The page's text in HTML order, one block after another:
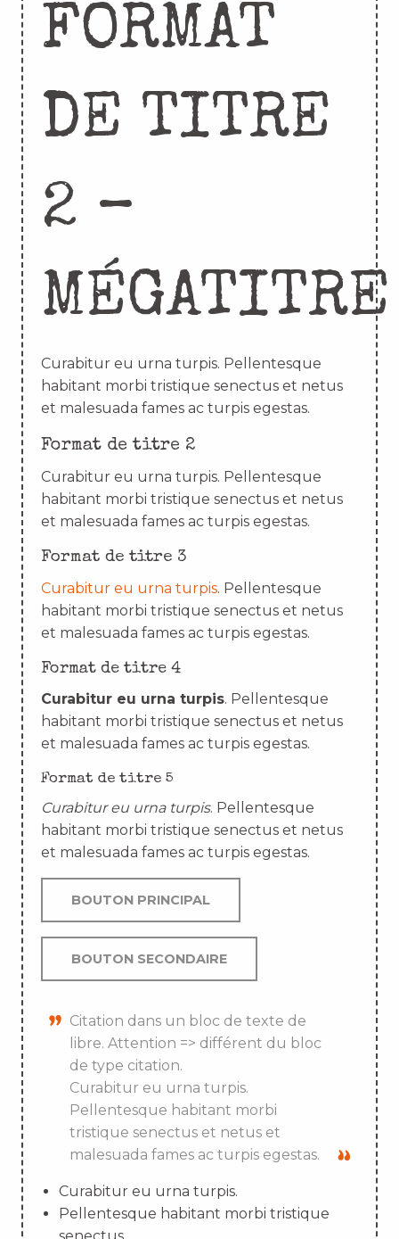
FORMAT
DE TITRE
2 –
MÉGATITRE
Curabitur eu urna turpis. Pellentesque
habitant morbi tristique senectus et netus
et malesuada fames ac turpis egestas.
Format de titre 2
Curabitur eu urna turpis. Pellentesque
habitant morbi tristique senectus et netus
et malesuada fames ac turpis egestas.
Format de titre 3
Curabitur eu urna turpis. Pellentesque
habitant morbi tristique senectus et netus
et malesuada fames ac turpis egestas.
Format de titre 4
Curabitur eu urna turpis. Pellentesque
habitant morbi tristique senectus et netus
et malesuada fames ac turpis egestas.
Format de titre 5
Curabitur eu urna turpis. Pellentesque
habitant morbi tristique senectus et netus
et malesuada fames ac turpis egestas.
BOUTON PRINCIPAL
BOUTON SECONDAIRE
Citation dans un bloc de texte de
libre. Attention => différent du bloc
de type citation.
Curabitur eu urna turpis.
Pellentesque habitant morbi
tristique senectus et netus et
malesuada fames ac turpis egestas.
Curabitur eu urna turpis.
Pellentesque habitant morbi tristique